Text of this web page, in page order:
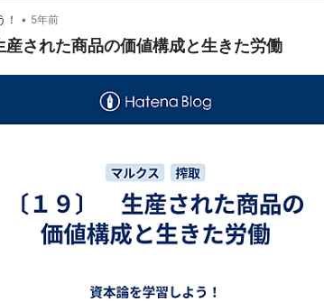
！ • 5年前
された商品の価値構成と生きた労働